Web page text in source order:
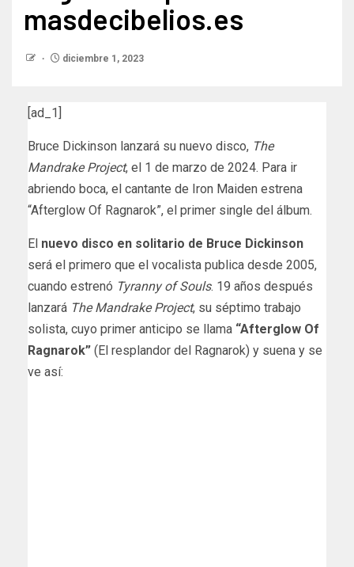
masdecibelios.es
diciembre 1, 2023
[ad_1]
Bruce Dickinson lanzará su nuevo disco, The
Mandrake Project, el 1 de marzo de 2024. Para ir
abriendo boca, el cantante de Iron Maiden estrena
“Afterglow Of Ragnarok”, el primer single del álbum.
El nuevo disco en solitario de Bruce Dickinson
será el primero que el vocalista publica desde 2005,
cuando estrenó Tyranny of Souls. 19 años después
lanzará The Mandrake Project, su séptimo trabajo
solista, cuyo primer anticipo se llama “Afterglow Of
Ragnarok” (El resplandor del Ragnarok) y suena y se
ve así: